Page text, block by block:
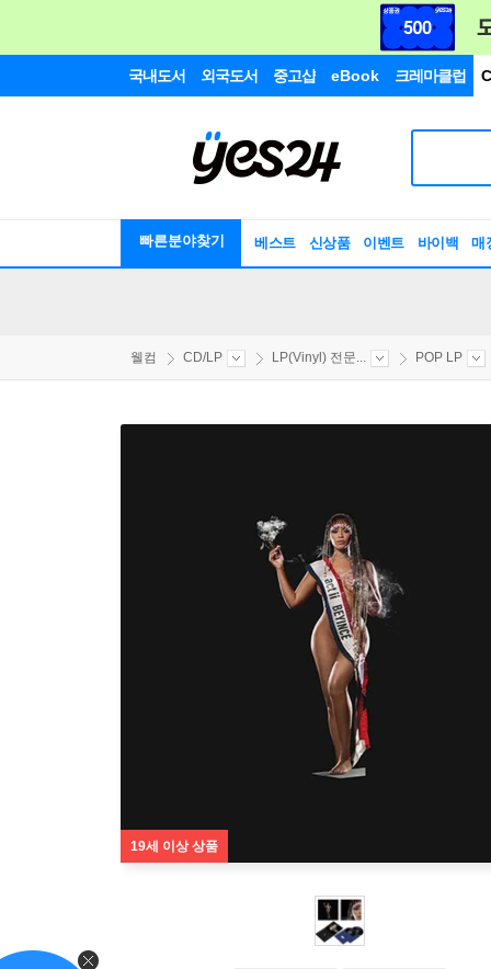
국내도서 외국도서 중고샵 eBook 크레마클럽
빠른분야찾기 베스트 신상품 이벤트 바이백 매
웰컴 CD/LP LP(Vinyl) 전문... POP LP
19세 이상 상품